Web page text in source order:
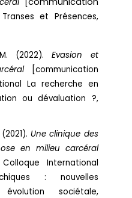
et Présences,
(2022).Evasion et
[communication
La recherche en
ou dévaluation ?,
Une clinique des
en milieu carcéral
Colloque International
: nouvelles
sociétale,